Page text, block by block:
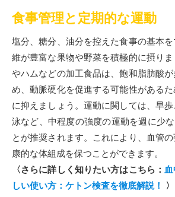
食事管理と定期的な運動
塩分、糖分、油分を控えた食事の基本
維が豊富な果物や野菜を積極的に摂り
やハムなどの加工食品は、飽和脂肪酸
め、動脈硬化を促進する可能性がある
に抑えましょう。運動に関しては、早
泳など、中程度の強度の運動を週に少
とが推奨されます。これにより、血管
康的な体組成を保つことができます。
〈さらに詳しく知りたい方はこちら：
しい使い方：ケトン検査を徹底解説！ 〉